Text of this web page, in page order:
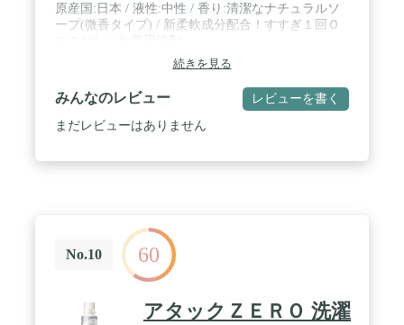
原産国:日本 / 液性:中性 / 香り:清潔なナチュラルソ
ープ(微香タイプ) / 新柔軟成分配合！すすぎ１回Ｏ
続きを見る
みんなのレビュー レビューを書く
まだレビューはありません
No.10 60
アタックＺＥＲＯ 洗濯